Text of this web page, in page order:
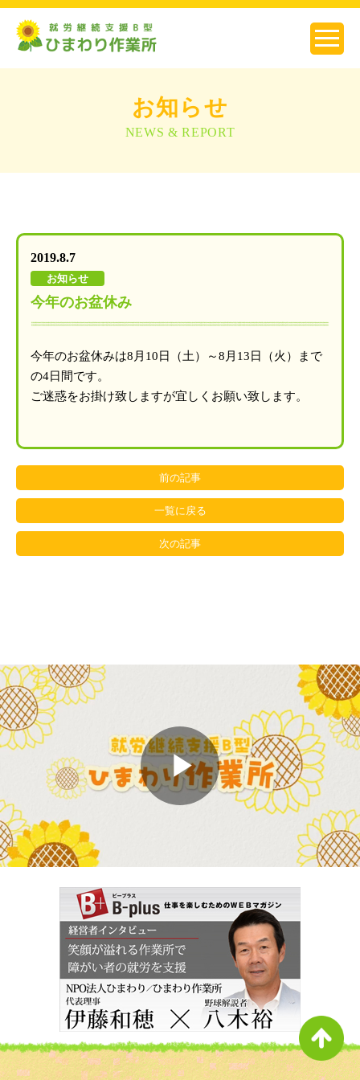
お知らせ
NEWS & REPORT
2019.8.7
お知らせ
今年のお盆休み
今年のお盆休みは8月10日（土）～8月13日（火）まで
の4日間です。
ご迷惑をお掛け致しますが宜しくお願い致します。
前の記事
一覧に戻る
次の記事
Play
Video